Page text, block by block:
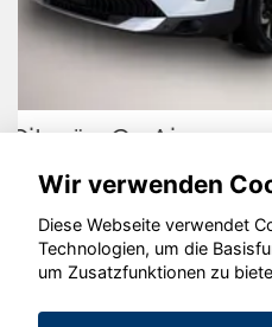
Opel Combo
©
Wir verwenden
Diese Webseite verwendet
Technologien, um die
um Zusatzfunktionen zu